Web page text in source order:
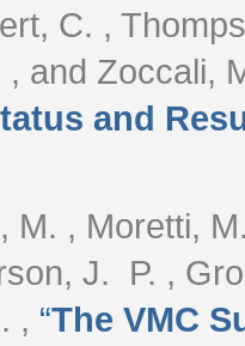
C. ,
, and Zoccali,
and
M. , Moretti,
J. P. ,
, “The VMC